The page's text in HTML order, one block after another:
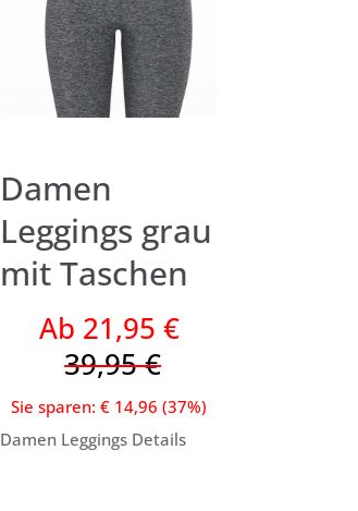
Damen
Leggings grau
mit Taschen
Ab 21,95 €
39,95 €
Sie sparen: € 14,96 (37%)
Damen Leggings Details